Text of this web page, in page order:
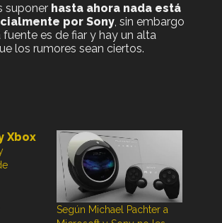
suponer hasta ahora nada está
por Sony , sin embargo
es de fiar y hay un alta
los rumores sean ciertos.
Según Michael Pachter a